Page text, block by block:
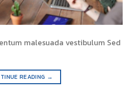
malesuada vestibulum Sed
READING →